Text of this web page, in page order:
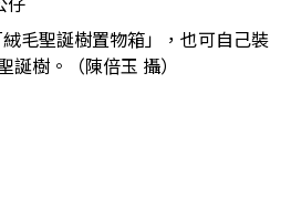
毛聖誕樹置物箱」，也可自己裝
誕樹。（陳倍玉 攝）